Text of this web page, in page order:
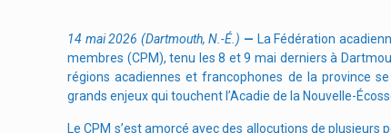
14 mai 2026 (Dartmouth, N.-É.) — La Fédération
membres (CPM), tenu les 8 et 9 mai derniers à
régions acadiennes et francophones de la province
grands enjeux qui touchent l’Acadie de la Nouvelle-
Le CPM s’est amorcé avec des allocutions de